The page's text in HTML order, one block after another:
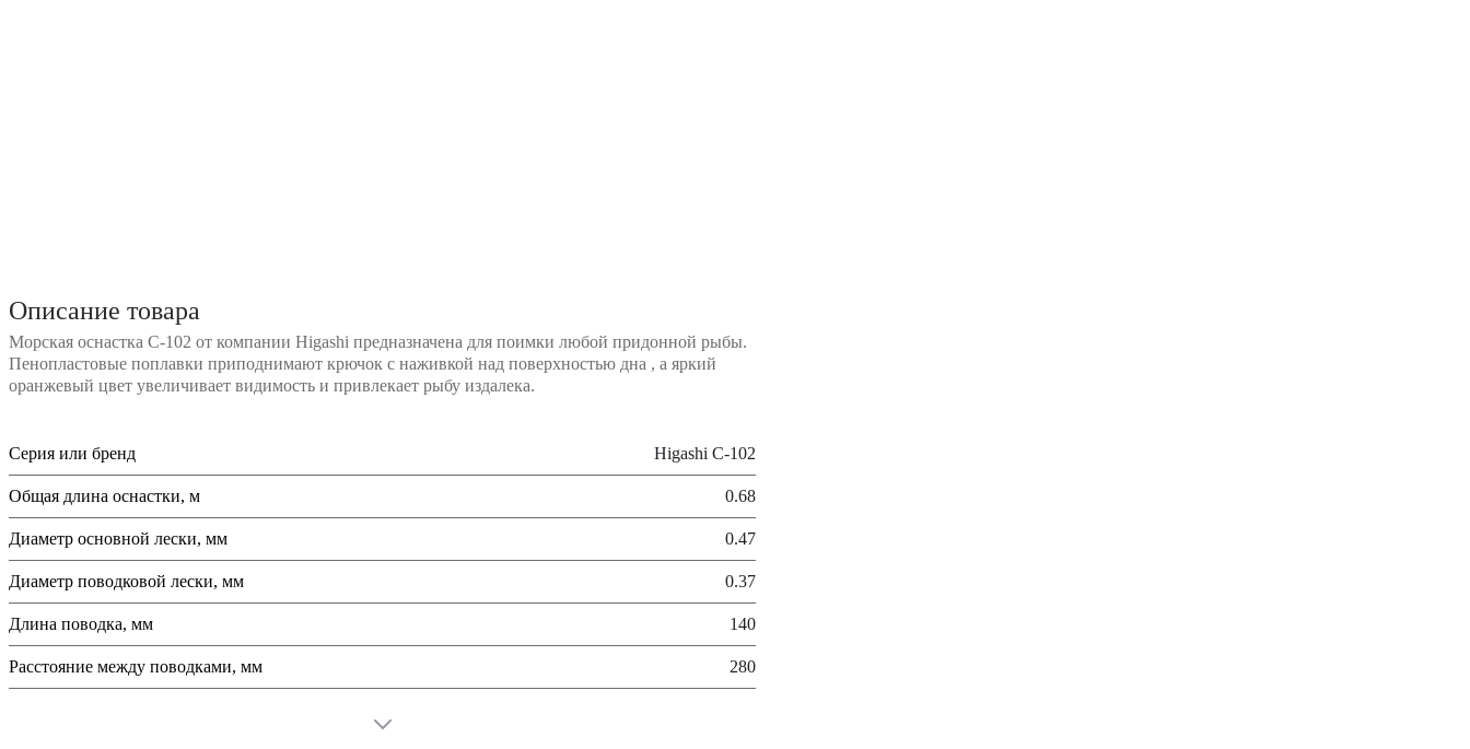
Описание товара
Морская оснастка C-102 от компании Higashi предназначена для поимки любой придонной рыбы.
Пенопластовые поплавки приподнимают крючок с наживкой над поверхностью дна , а яркий
оранжевый цвет увеличивает видимость и привлекает рыбу издалека.
Серия или бренд Higashi C-102
Общая длина оснастки, м 0.68
Диаметр основной лески, мм 0.47
Диаметр поводковой лески, мм 0.37
Длина поводка, мм 140
Расстояние между поводками, мм 280